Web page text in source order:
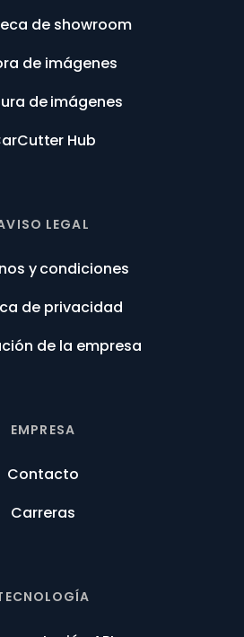
de showroom
de imágenes
de imágenes
Hub
LEGAL
y condiciones
de privacidad
de la empresa
EMPRESA
Contacto
Carreras